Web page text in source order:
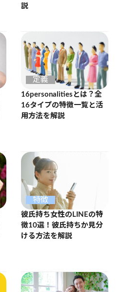
説
定義
16personalitiesとは？全
16タイプの特徴一覧と活
用方法を解説
特徴
彼氏持ち女性のLINEの特
徴10選！彼氏持ちか見分
ける方法を解説